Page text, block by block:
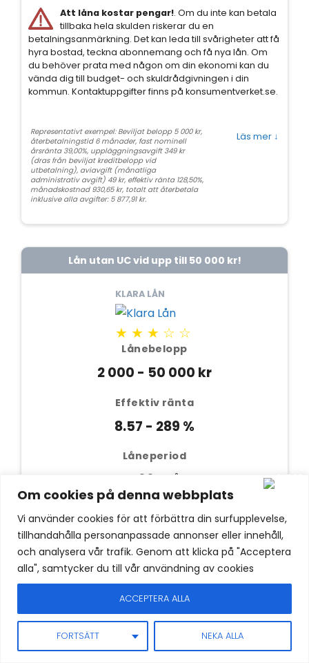
Om cookies på denna webbplats
Vi använder cookies för att förbättra din surfupplevelse,
tillhandahålla personanpassade annonser eller innehåll,
och analysera vår trafik. Genom att klicka på "Acceptera
alla", samtycker du till vår användning av cookies
FORTSÄTT NEKA ALLA
ACCEPTERA ALLA
Att låna kostar pengar!. Om du inte kan betala
tillbaka hela skulden riskerar du en
betalningsanmärkning. Det kan leda till svårigheter att få
hyra bostad, teckna abonnemang och få nya lån. Om
du behöver prata med någon om din ekonomi kan du
vända dig till budget- och skuldrådgivningen i din
kommun. Kontaktuppgifter finns på konsumentverket.se.
Representativt exempel: Beviljat belopp 5 000 kr,
återbetalningstid 6 månader, fast nominell
årsränta 39,00%, uppläggningsavgift 349 kr
(dras från beviljat kreditbelopp vid
utbetalning), aviavgift (månatliga
administrativ avgift) 49 kr, effektiv ränta 128,50%,
månadskostnad 930,65 kr, totalt att återbetala
inklusive alla avgifter: 5 877,91 kr.
Läs mer ↓
Lån utan UC vid upp till 50 000 kr!
KLARA LÅN
★★★☆☆
Lånebelopp
2 000 - 50 000 kr
Effektiv ränta
8.57 - 289 %
Låneperiod
1 - 96 mån
Ansök nu ➔
Lån utan UC
Samlingslån